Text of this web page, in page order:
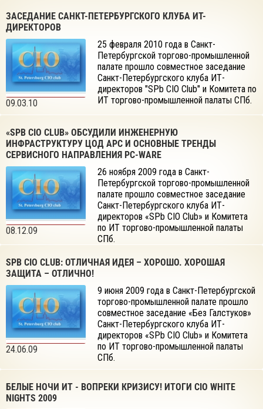
CIO Congress «White Nights» объединяет традиционное открытое
заседание «SPb CIO Club» и юбилейный V CIO Congress «White
Nights».
ЗАСЕДАНИЕ САНКТ-ПЕТЕРБУРГСКОГО КЛУБА ИТ-
ДИРЕКТОРОВ
09.03.10
25 февраля 2010 года в Санкт-
Петербургской торгово-промышленной
палате прошло совместное заседание
Санкт-Петербургского клуба ИТ-
директоров "SPb CIO Club" и Комитета по
ИТ торгово-промышленной палаты СПб.
«SPB CIO CLUB» ОБСУДИЛИ ИНЖЕНЕРНУЮ
ИНФРАСТРУКТУРУ ЦОД АРС И ОСНОВНЫЕ ТРЕНДЫ
СЕРВИСНОГО НАПРАВЛЕНИЯ PC-WARE
08.12.09
26 ноября 2009 года в Санкт-
Петербургской торгово-промышленной
палате прошло совместное заседание
Санкт-Петербургского клуба ИТ-
директоров «SPb CIO Club» и Комитета
по ИТ торгово-промышленной палаты
СПб.
SPB CIO CLUB: ОТЛИЧНАЯ ИДЕЯ – ХОРОШО. ХОРОШАЯ
ЗАЩИТА – ОТЛИЧНО!
24.06.09
9 июня 2009 года в Санкт-Петербургской
торгово-промышленной палате прошло
совместное заседание «Без Галстуков»
Санкт-Петербургского клуба ИТ-
директоров «SPb CIO Club» и Комитета
по ИТ торгово-промышленной палаты
СПб.
БЕЛЫЕ НОЧИ ИТ - ВОПРЕКИ КРИЗИСУ! ИТОГИ CIO WHITE
NIGHTS 2009